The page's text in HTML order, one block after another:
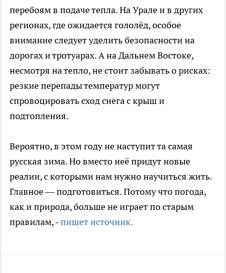
перебоям в подаче тепла. На Урале и в других
регионах, где ожидается гололёд, особое
внимание следует уделить безопасности на
дорогах и тротуарах. А на Дальнем Востоке,
несмотря на тепло, не стоит забывать о рисках:
резкие перепады температур могут
спровоцировать сход снега с крыш и
подтопления.
Вероятно, в этом году не наступит та самая
русская зима. Но вместо неё придут новые
реалии, с которыми нам нужно научиться жить.
Главное — подготовиться. Потому что погода,
как и природа, больше не играет по старым
правилам, -пишет источник.